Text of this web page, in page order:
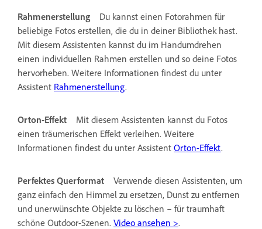
Rahmenerstellung
Du kannst einen Fotorahmen für
beliebige Fotos erstellen, die du in deiner Bibliothek hast.
Mit diesem Assistenten kannst du im Handumdrehen
einen individuellen Rahmen erstellen und so deine Fotos
hervorheben. Weitere Informationen findest du unter
Assistent Rahmenerstellung.
Orton-Effekt
Mit diesem Assistenten kannst du Fotos
einen träumerischen Effekt verleihen. Weitere
Informationen findest du unter Assistent Orton-Effekt.
Perfektes Querformat
Verwende diesen Assistenten, um
ganz einfach den Himmel zu ersetzen, Dunst zu entfernen
und unerwünschte Objekte zu löschen – für traumhaft
schöne Outdoor-Szenen. Video ansehen >.